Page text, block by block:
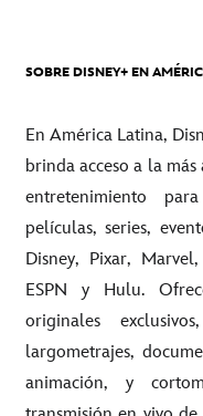
SOBRE DISNEY+ EN
En América Latina,
brinda acceso a la
entretenimiento
películas, series,
Disney, Pixar,
ESPN y Hulu.
originales
largometrajes,
animación, y